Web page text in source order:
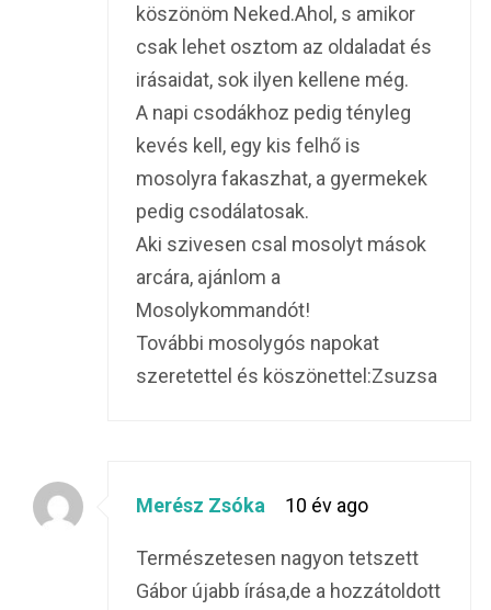
köszönöm Neked.Ahol, s amikor
csak lehet osztom az oldaladat és
irásaidat, sok ilyen kellene még.
A napi csodákhoz pedig tényleg
kevés kell, egy kis felhő is
mosolyra fakaszhat, a gyermekek
pedig csodálatosak.
Aki szivesen csal mosolyt mások
arcára, ajánlom a
Mosolykommandót!
További mosolygós napokat
szeretettel és köszönettel:Zsuzsa
Merész Zsóka 10 év ago
Természetesen nagyon tetszett
Gábor újabb írása,de a hozzátoldott